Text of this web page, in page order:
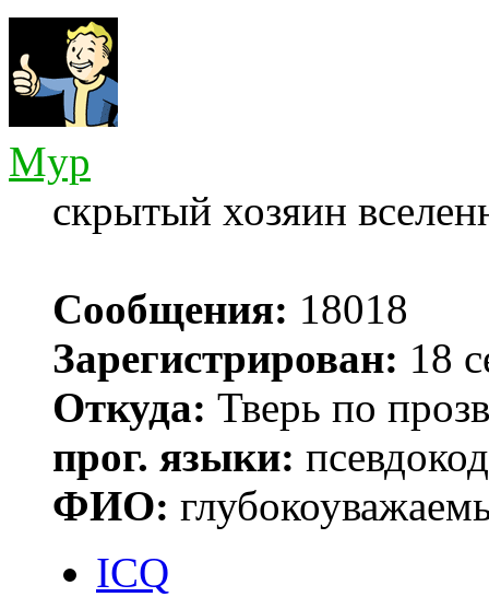
Myp
скрытый хозяин
Сообщения: 18018
Зарегистрирован: 18
Откуда: Тверь по
прог. языки:
ФИО:
ICQ